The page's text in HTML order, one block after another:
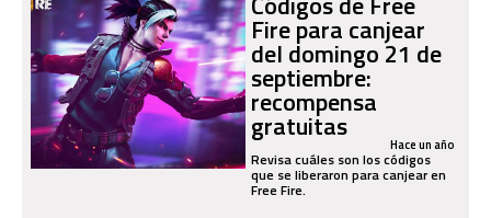
Fire para canjear
del domingo 21 de
septiembre:
recompensa
gratuitas Hace un año
Revisa cuáles son los códigos
que se liberaron para canjear en
Free Fire.